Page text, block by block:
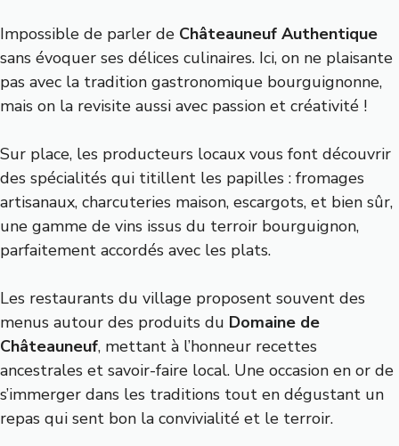
Impossible de parler de Châteauneuf Authentique
sans évoquer ses délices culinaires. Ici, on ne plaisante
pas avec la tradition gastronomique bourguignonne,
mais on la revisite aussi avec passion et créativité !
Sur place, les producteurs locaux vous font découvrir
des spécialités qui titillent les papilles : fromages
artisanaux, charcuteries maison, escargots, et bien sûr,
une gamme de vins issus du terroir bourguignon,
parfaitement accordés avec les plats.
Les restaurants du village proposent souvent des
menus autour des produits du Domaine de
Châteauneuf, mettant à l’honneur recettes
ancestrales et savoir-faire local. Une occasion en or de
s’immerger dans les traditions tout en dégustant un
repas qui sent bon la convivialité et le terroir.